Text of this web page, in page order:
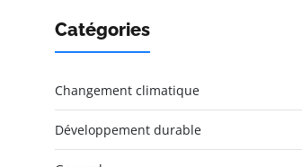
Catégories
Changement climatique
Développement durable